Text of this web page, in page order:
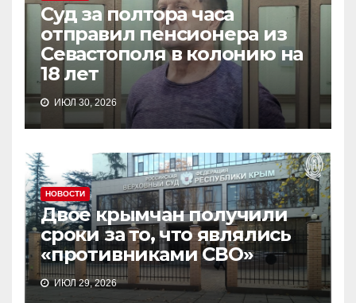
Суд за полтора часа
отправил пенсионера из
Севастополя в колонию на
18 лет
ИЮЛ 30, 2026
НОВОСТИ
Двое крымчан получили
сроки за то, что являлись
«противниками СВО»
ИЮЛ 29, 2026